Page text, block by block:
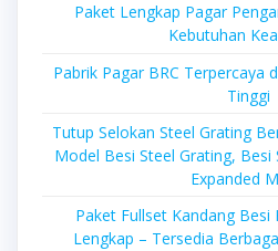
Paket Lengkap Pagar
Kebutuhan
Pabrik Pagar BRC Terpercaya
Tinggi
Tutup Selokan Steel Grating
Model Besi Steel Grating, Besi
Expanded
Paket Fullset Kandang
Lengkap – Tersedia